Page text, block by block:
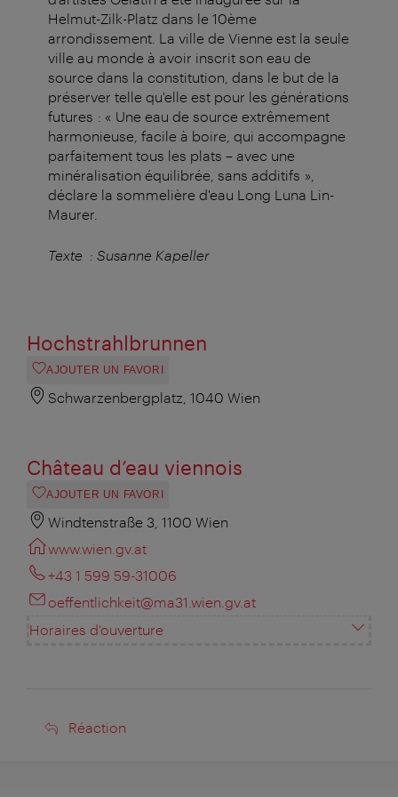
Helmut-Zilk-Platz dans le 10ème
arrondissement. La ville de Vienne est la seule
ville au monde à avoir inscrit son eau de
source dans la constitution, dans le but de la
préserver telle qu'elle est pour les générations
futures : « Une eau de source extrêmement
harmonieuse, facile à boire, qui accompagne
parfaitement tous les plats – avec une
minéralisation équilibrée, sans additifs »,
déclare la sommelière d'eau Long Luna Lin-
Maurer.
Texte : Susanne Kapeller
Hochstrahlbrunnen
AJOUTER UN FAVORI
Schwarzenbergplatz, 1040 Wien
Château d’eau viennois
AJOUTER UN FAVORI
Windtenstraße 3, 1100 Wien
www.wien.gv.at
+43 1 599 59-31006
oeffentlichkeit@ma31.wien.gv.at
Horaires d'ouverture
Réaction
Réaction